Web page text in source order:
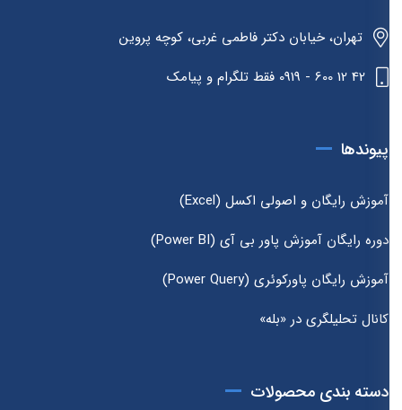
تهران، خیابان دکتر فاطمی غربی، کوچه پروین
پیوندها
آموزش رایگان و اصولی اکسل (Excel)
دوره رایگان آموزش پاور بی آی (Power BI)
آموزش رایگان پاورکوئری (Power Query)
کانال تحلیلگری در «بله»
دسته بندی محصولات